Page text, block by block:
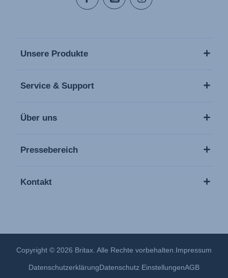
Unsere Produkte
Service & Support
Über uns
Pressebereich
Kontakt
Copyright © 2026 Britax. Alle Rechte vorbehalten. Impressum
DatenschutzerklärungDatenschutz EinstellungenAGB